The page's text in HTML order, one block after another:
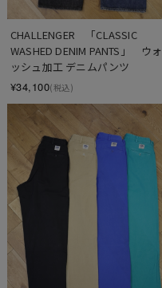
CHALLENGER　「CLASSIC
WASHED DENIM PANTS」　ウォ
ッシュ加工 デニムパンツ
¥34,100(税込)